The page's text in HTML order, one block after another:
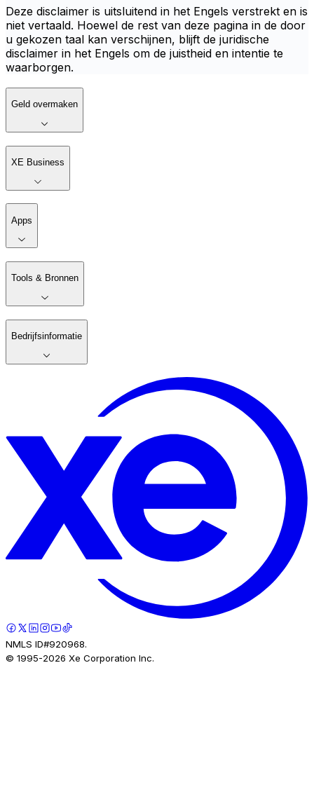
Deze disclaimer is uitsluitend in het Engels verstrekt en is
niet vertaald. Hoewel de rest van deze pagina in de door
u gekozen taal kan verschijnen, blijft de juridische
disclaimer in het Engels om de juistheid en intentie te
waarborgen.
Geld overmaken
XE Business
Apps
Tools & Bronnen
Bedrijfsinformatie
NMLS ID#920968.
© 1995-2026 Xe Corporation Inc.